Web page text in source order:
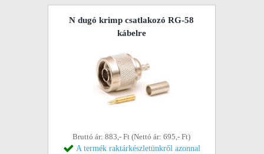
N dugó krimp csatlakozó RG-58
kábelre
Bruttó ár: 883,- Ft (Nettó ár: 695,- Ft)
A termék raktárkészletünkről azonnal